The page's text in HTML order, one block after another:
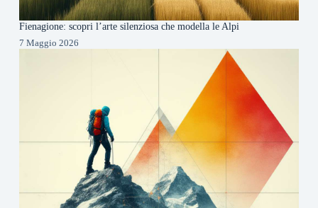
Fienagione: scopri l’arte silenziosa che modella le Alpi
7 Maggio 2026